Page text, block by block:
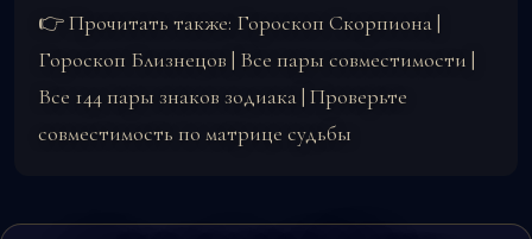
👉 Прочитать также: Гороскоп Скорпиона|
Гороскоп Близнецов | Все пары совместимости |
Все 144 пары знаков зодиака| Проверьте
совместимость по матрице судьбы